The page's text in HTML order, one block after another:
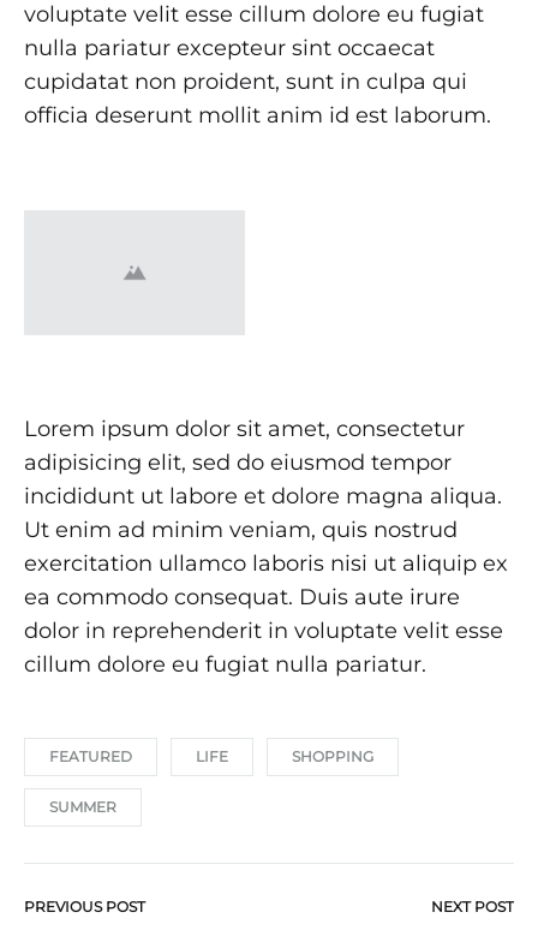
voluptate velit esse cillum dolore eu fugiat
nulla pariatur excepteur sint occaecat
cupidatat non proident, sunt in culpa qui
officia deserunt mollit anim id est laborum.
Lorem ipsum dolor sit amet, consectetur
adipisicing elit, sed do eiusmod tempor
incididunt ut labore et dolore magna aliqua.
Ut enim ad minim veniam, quis nostrud
exercitation ullamco laboris nisi ut aliquip ex
ea commodo consequat. Duis aute irure
dolor in reprehenderit in voluptate velit esse
cillum dolore eu fugiat nulla pariatur.
FEATURED LIFE SHOPPING
SUMMER
PREVIOUS POST NEXT POST